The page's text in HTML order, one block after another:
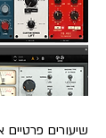
שיעורים